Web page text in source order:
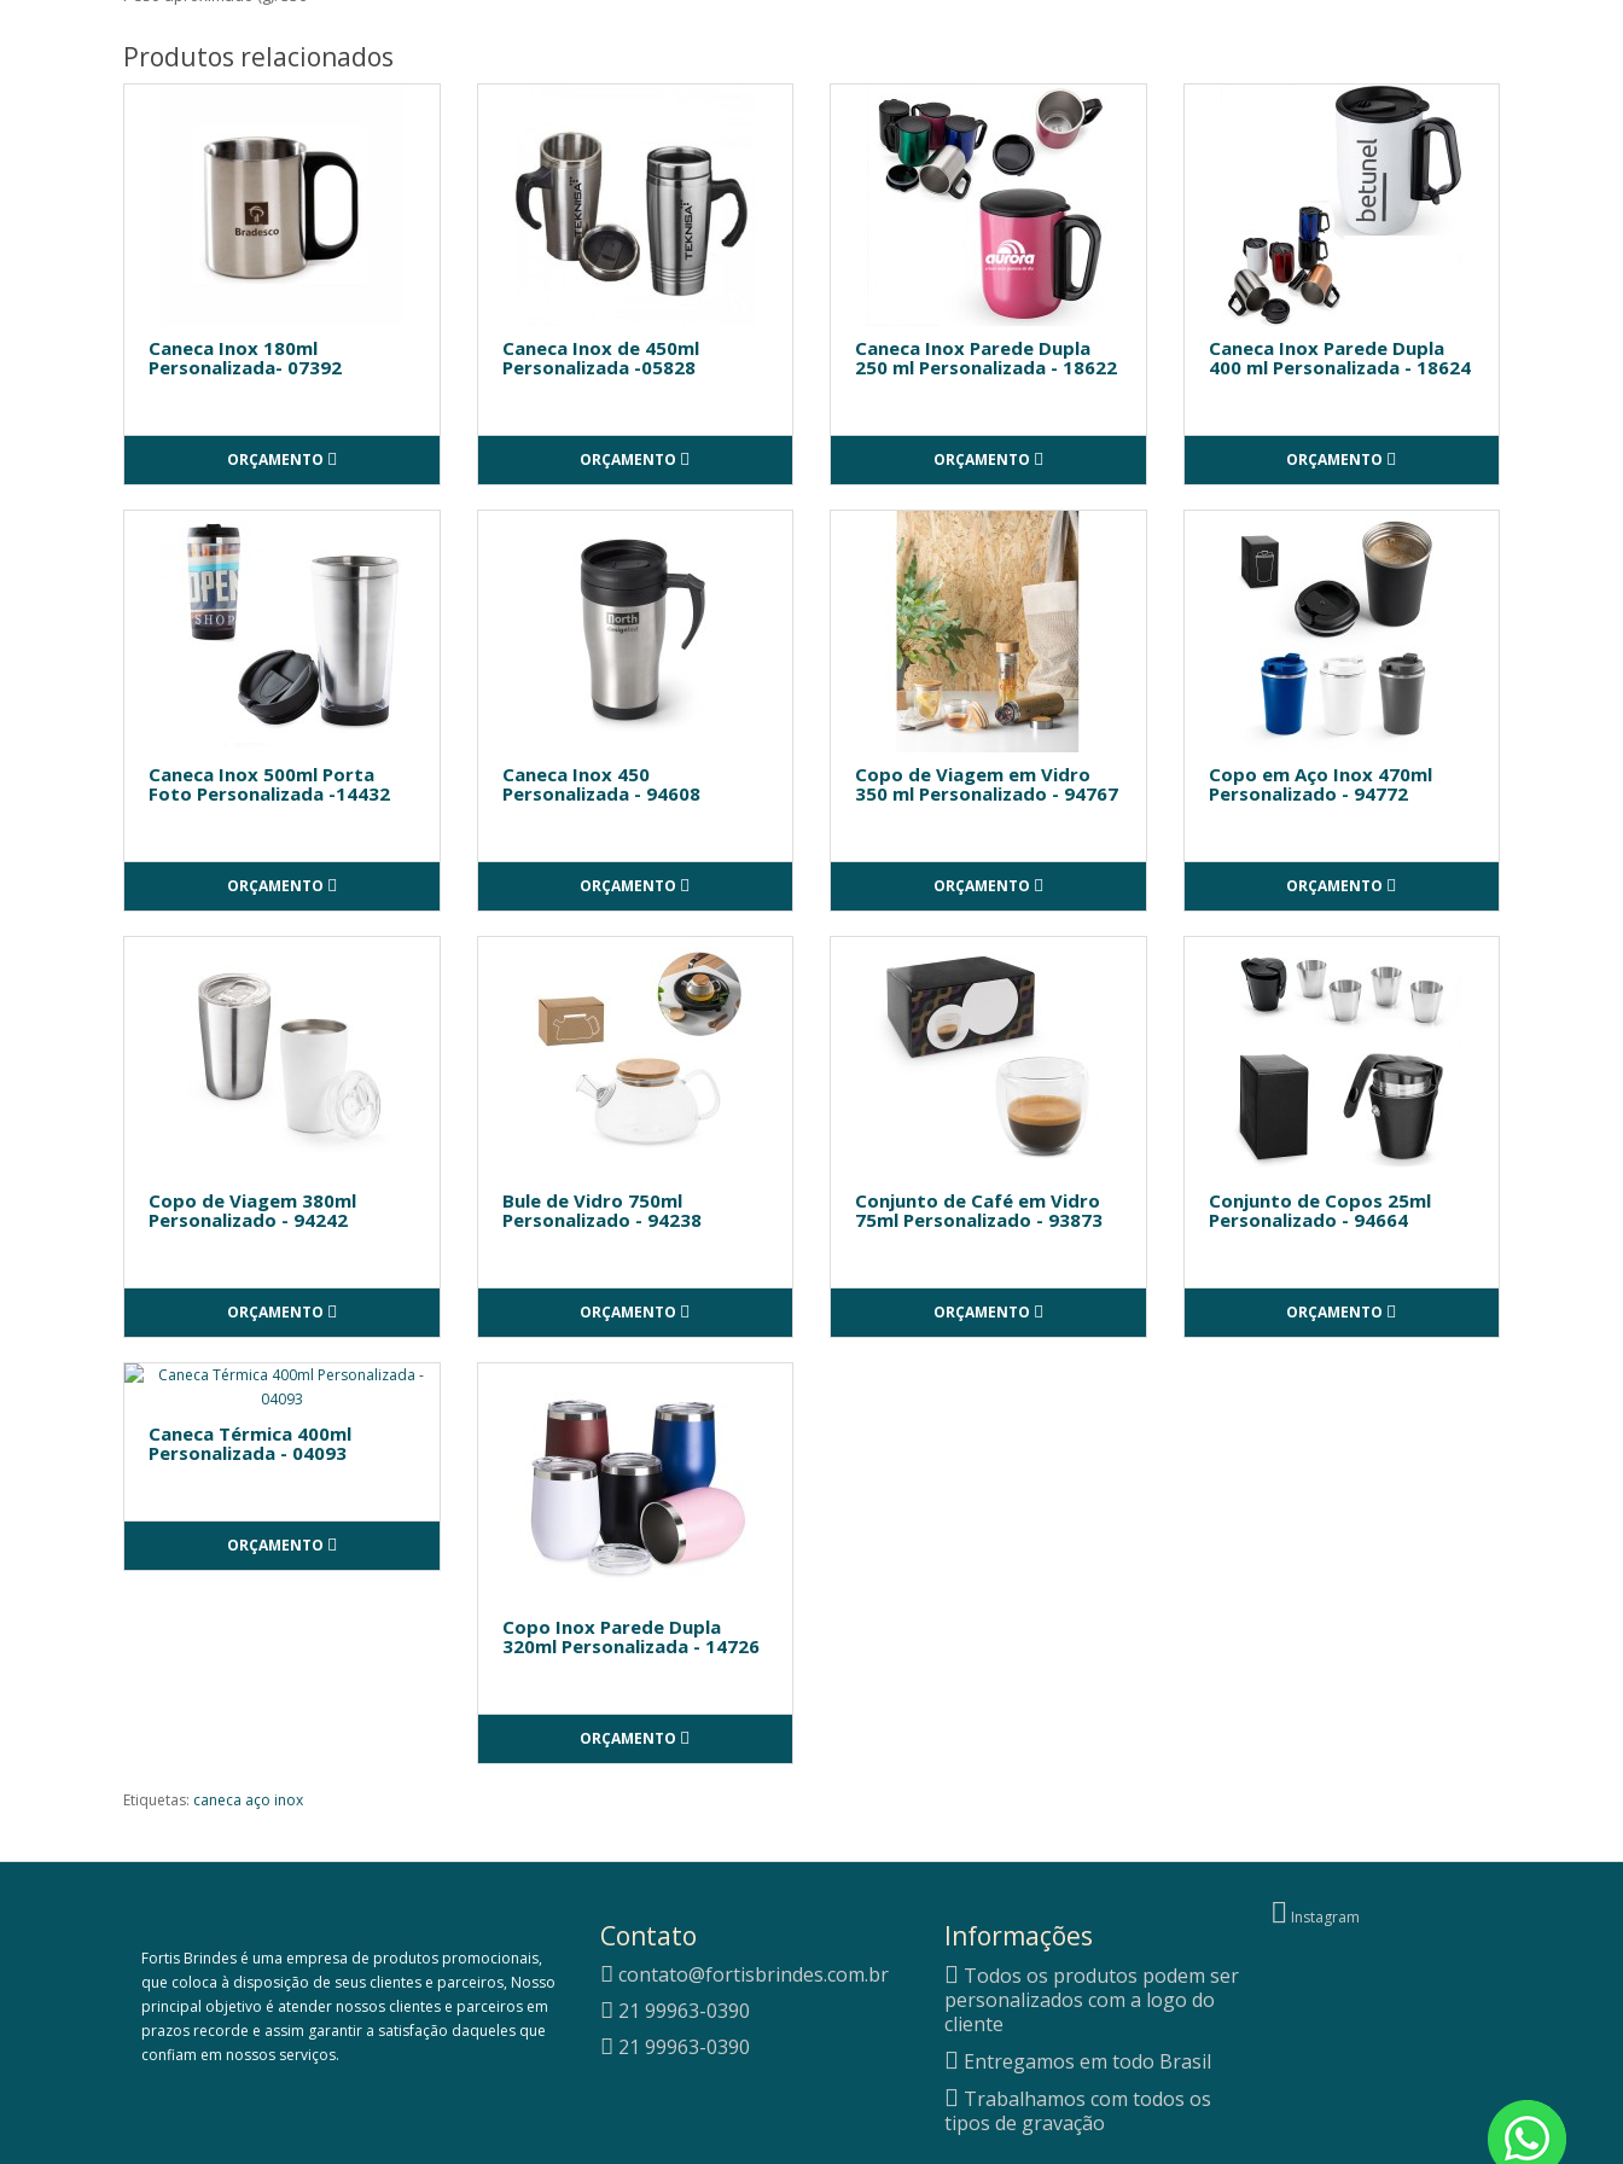
Produtos relacionados
Caneca Inox 180ml
Personalizada- 07392
ORÇAMENTO
Caneca Inox de 450ml
Personalizada -05828
ORÇAMENTO
Caneca Inox Parede Dupla
250 ml Personalizada - 18622
ORÇAMENTO
Caneca Inox Parede Dupla
400 ml Personalizada - 18624
ORÇAMENTO
Caneca Inox 500ml Porta
Foto Personalizada -14432
ORÇAMENTO
Caneca Inox 450
Personalizada - 94608
ORÇAMENTO
Copo de Viagem em Vidro
350 ml Personalizado - 94767
ORÇAMENTO
Copo em Aço Inox 470ml
Personalizado - 94772
ORÇAMENTO
Copo de Viagem 380ml
Personalizado - 94242
ORÇAMENTO
Bule de Vidro 750ml
Personalizado - 94238
ORÇAMENTO
Conjunto de Café em Vidro
75ml Personalizado - 93873
ORÇAMENTO
Conjunto de Copos 25ml
Personalizado - 94664
ORÇAMENTO
Caneca Térmica 400ml
Personalizada - 04093
ORÇAMENTO
Copo Inox Parede Dupla
320ml Personalizada - 14726
ORÇAMENTO
Etiquetas: caneca aço inox
Fortis Brindes é uma empresa de produtos promocionais,
que coloca à disposição de seus clientes e parceiros, Nosso
principal objetivo é atender nossos clientes e parceiros em
prazos recorde e assim garantir a satisfação daqueles que
confiam em nossos serviços.
Contato
contato@fortisbrindes.com.br
21 99963-0390
21 99963-0390
Informações
Todos os produtos podem ser
personalizados com a logo do
cliente
Entregamos em todo Brasil
Trabalhamos com todos os
tipos de gravação
Instagram